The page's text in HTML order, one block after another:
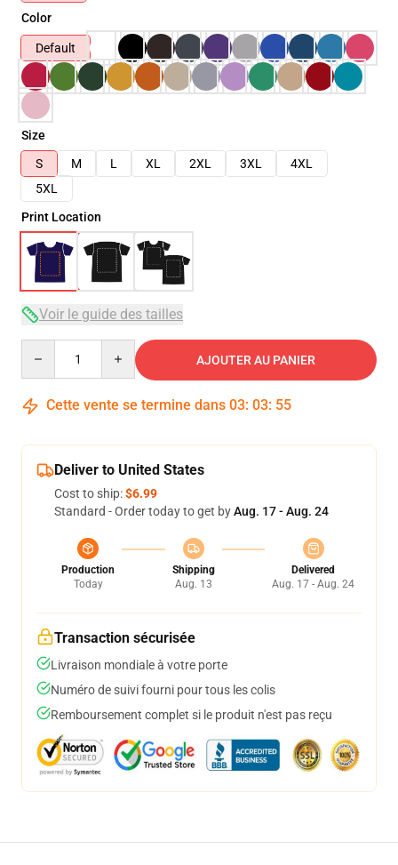
Color
Default
Size
S
M L XL 2XL 3XL
4XL
5XL
Print Location
Voir le guide des tailles
AJOUTER AU PANIER
Cette vente se termine dans 03: 03: 54
Deliver to United States
Cost to ship:$6.99
Standard - Order today to get byAug. 17 - Aug. 24
Production
Today
Shipping
Aug. 13
Delivered
Aug. 17 - Aug. 24
Transaction sécurisée
Livraison mondiale à votre porte
Numéro de suivi fourni pour tous les colis
Remboursement complet si le produit n'est pas reçu